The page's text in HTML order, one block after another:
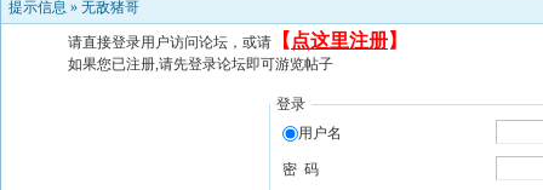
提示信息 » 无敌猪哥
请直接登录用户访问论坛，或请 【 点这里注册】
如果您已注册,请先登录论坛即可游览帖子
登录
用户名
密 码